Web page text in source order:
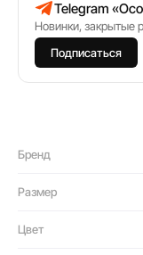
Telegram
Новинки, закрытые
Подписаться
Бренд
Размер
Цвет